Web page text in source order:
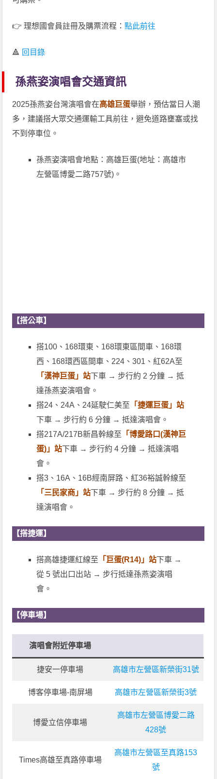
👉 理想國會員註冊及購票流程：點此前往
🔺 回目錄
孫燕姿演唱會交通資訊
2025孫燕姿台灣演唱會在高雄巨蛋舉辦，預估當日人潮
多，建議搭大眾交通運輸工具前往，避免道路壅塞或找
不到停車位。
孫燕姿演唱會地點：高雄巨蛋(地址：高雄市
左營區博愛二路757號)。
【搭公車】
搭100、168環東、168環東區間車、168環
西、168環西區間車、224、301、紅62A至
「漢神巨蛋」站下車 → 步行約 2 分鐘 → 抵
達孫燕姿演唱會。
搭24、24A、24延駛仁美至 「捷運巨蛋」站
下車 → 步行約 6 分鐘 → 抵達演唱會。
搭217A/217B新昌幹線至 「博愛路口(漢神巨
蛋)」站下車 → 步行約 4 分鐘 → 抵達演唱
會。
搭3、16A、16B經南屏路、紅36裕誠幹線至
「 三民家商」站下車 → 步行約 8 分鐘 → 抵
達演唱會。
【搭捷運】
搭高雄捷運紅線至 「巨蛋(R14)」站下車 →
從 5 號出口出站 → 步行抵達孫燕姿演唱
會。
【停車場】
演唱會附近停車場
捷安一停車場 高雄市左營區新榮街31號
博客停車場-南屏場 高雄市左營區新榮街3號
博愛立信停車場
高雄市左營區博愛二路
428號
Times高雄至真路停車場
高雄市左營區至真路153
號